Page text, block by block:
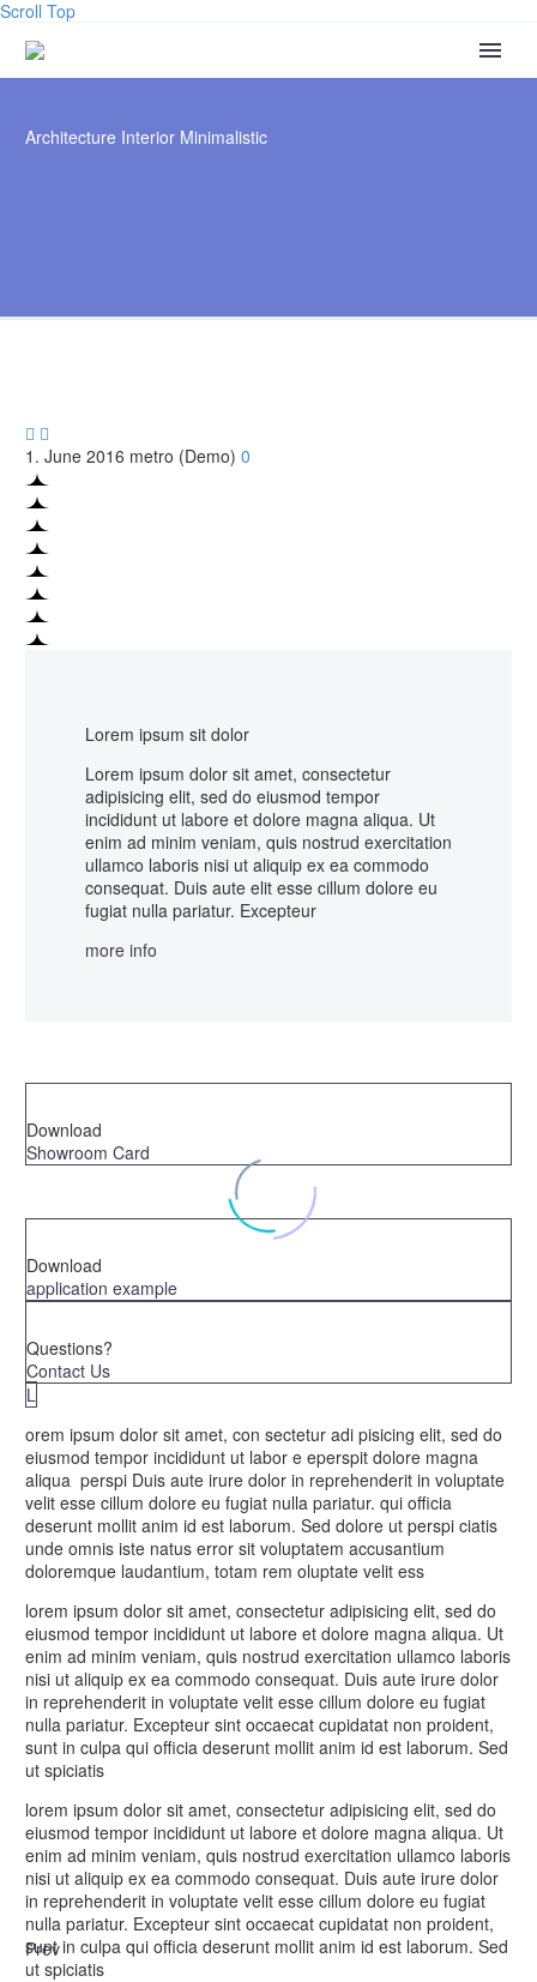
Scroll Top
Architecture Interior Minimalistic
 
1. June 2016 metro (Demo) 0
Lorem ipsum sit dolor
Lorem ipsum dolor sit amet, consectetur
adipisicing elit, sed do eiusmod tempor
incididunt ut labore et dolore magna aliqua. Ut
enim ad minim veniam, quis nostrud exercitation
ullamco laboris nisi ut aliquip ex ea commodo
consequat. Duis aute elit esse cillum dolore eu
fugiat nulla pariatur. Excepteur
more info
Download
Showroom Card
Download
application example
Questions?
Contact Us
L
orem ipsum dolor sit amet, con sectetur adi pisicing elit, sed do
eiusmod tempor incididunt ut labor e eperspit dolore magna
aliqua perspi Duis aute irure dolor in reprehenderit in voluptate
velit esse cillum dolore eu fugiat nulla pariatur. qui officia
deserunt mollit anim id est laborum. Sed dolore ut perspi ciatis
unde omnis iste natus error sit voluptatem accusantium
doloremque laudantium, totam rem oluptate velit ess
lorem ipsum dolor sit amet, consectetur adipisicing elit, sed do
eiusmod tempor incididunt ut labore et dolore magna aliqua. Ut
enim ad minim veniam, quis nostrud exercitation ullamco laboris
nisi ut aliquip ex ea commodo consequat. Duis aute irure dolor
in reprehenderit in voluptate velit esse cillum dolore eu fugiat
nulla pariatur. Excepteur sint occaecat cupidatat non proident,
sunt in culpa qui officia deserunt mollit anim id est laborum. Sed
ut spiciatis
lorem ipsum dolor sit amet, consectetur adipisicing elit, sed do
eiusmod tempor incididunt ut labore et dolore magna aliqua. Ut
enim ad minim veniam, quis nostrud exercitation ullamco laboris
nisi ut aliquip ex ea commodo consequat. Duis aute irure dolor
in reprehenderit in voluptate velit esse cillum dolore eu fugiat
nulla pariatur. Excepteur sint occaecat cupidatat non proident,
sunt in culpa qui officia deserunt mollit anim id est laborum. Sed
ut spiciatis
Prev